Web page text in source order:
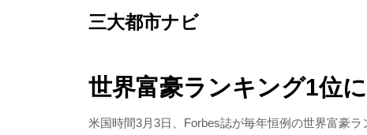
三大都市ナビ
世界富豪ランキング1位に
米国時間3月3日、Forbes誌が毎年恒例の世界富豪ラ